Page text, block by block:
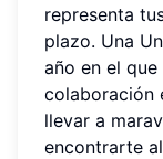
representa
plazo. Una
año en el
colaboración
llevar a
encontrarte